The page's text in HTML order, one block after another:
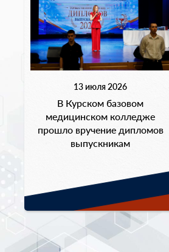
13 июля 2026
В Курском базовом
медицинском колледже
прошло вручение дипломов
выпускникам